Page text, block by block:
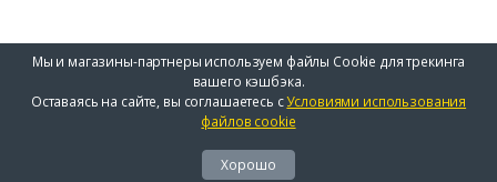
Мы и магазины-партнеры используем файлы Cookie для трекинга
вашего кэшбэка.
Оставаясь на сайте, вы соглашаетесь сУсловиями использования
файлов cookie
Хорошо